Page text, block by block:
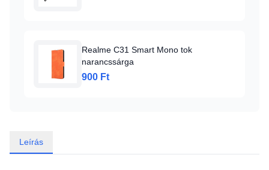
Realme C31 Smart Mono tok
narancssárga
900 Ft
Leírás